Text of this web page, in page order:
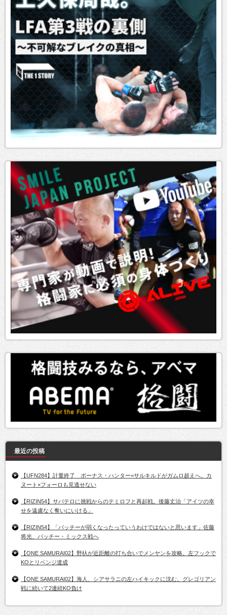
最近の投稿
【UFN284】計量終了 ボーナス・ハンター=サルキルドがガムロ超えへ。カ
ヌート×フォーロも見逃せない
【RIZIN54】サバテロに挑戦からのテミロフと再起戦。後藤丈治「アイツの幸
せを遠慮なく奪いにいける」
【RIZIN54】「パッチーが弱くなったっていうわけではないと思います」佐藤
将光、パッチー・ミックス戦へ
【ONE SAMURAI02】野杁が近距離の打ち合いでメンヤンを攻略。左フックで
KOとリベンジ達成
【ONE SAMURAI02】海人、シアサラニの左ハイキックに沈む。グレゴリアン
戦に続いて2連続KO負け